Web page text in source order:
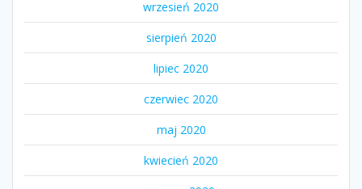
wrzesień 2020
sierpień 2020
lipiec 2020
czerwiec 2020
maj 2020
kwiecień 2020